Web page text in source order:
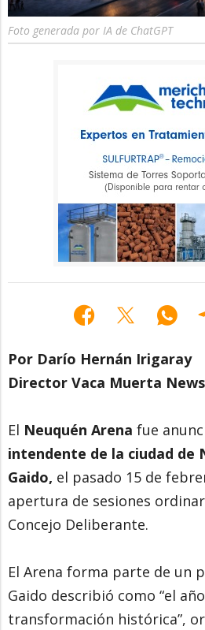
Foto generada por IA de ChatGPT
Por Darío Hernán Irigaray
Director Vaca Muerta News
El Neuquén Arena fue
intendente de la ciudad de
Gaido, el pasado 15 de
apertura de sesiones
Concejo Deliberante.
El Arena forma parte de un
Gaido describió como “el
transformación histórica”,